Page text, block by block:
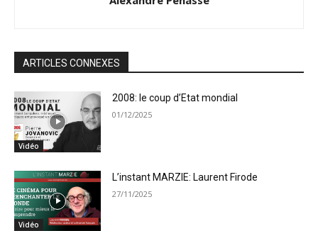
ARTICLES CONNEXES
Vidéo
2008: le coup d’Etat mondial
01/12/2025
Vidéo
L’instant MARZIE: Laurent Firode
27/11/2025